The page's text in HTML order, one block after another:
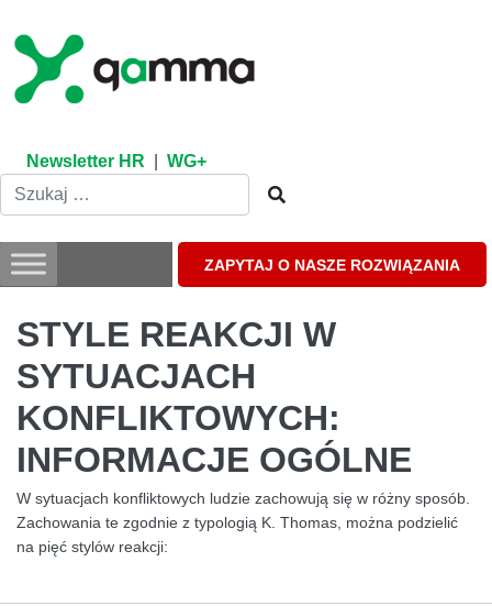
content
Newsletter HR WG+
ZAPYTAJ O NASZE ROZWIĄZANIA
STYLE REAKCJI W
SYTUACJACH
KONFLIKTOWYCH:
INFORMACJE OGÓLNE
W sytuacjach konfliktowych ludzie zachowują się w różny sposób.
Zachowania te zgodnie z typologią K. Thomas, można podzielić
na pięć stylów reakcji: